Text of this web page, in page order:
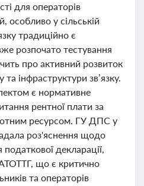
для операторів
особливо у сільській
традиційно є
розпочато тестування
про активний розвиток
інфраструктури зв’язку.
є нормативне
рентної плати за
ресурсом. ГУ ДПС у
роз'яснення щодо
декларації,
що є критично
та операторів